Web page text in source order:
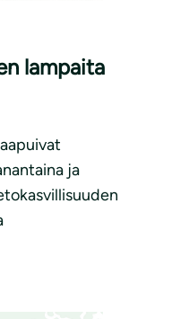
lampaita
ja